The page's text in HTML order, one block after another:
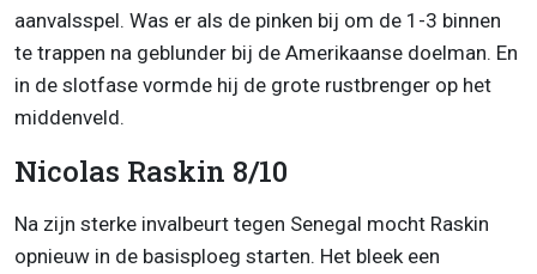
aanvalsspel. Was er als de pinken bij om de 1-3 binnen
te trappen na geblunder bij de Amerikaanse doelman. En
in de slotfase vormde hij de grote rustbrenger op het
middenveld.
Nicolas Raskin 8/10
Na zijn sterke invalbeurt tegen Senegal mocht Raskin
opnieuw in de basisploeg starten. Het bleek een